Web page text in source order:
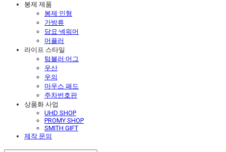
봉제 제품
봉제 인형
가방류
담요·넥워머
머플러
라이프 스타일
텀블러·머그
우산
우의
마우스 패드
주차번호판
상품화 사업
UHD SHOP
PROMY SHOP
SMITH GIFT
제작 문의